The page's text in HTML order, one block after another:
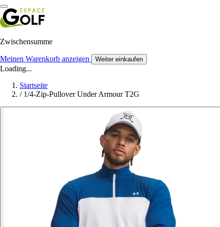
Zwischensumme
Meinen Warenkorb anzeigen Weiter einkaufen
Loading...
Startseite
/ 1/4-Zip-Pullover Under Armour T2G